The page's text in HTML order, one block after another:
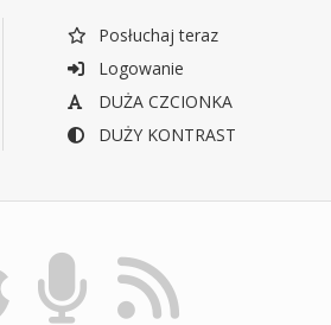
Posłuchaj teraz
Logowanie
DUŻA CZCIONKA
DUŻY KONTRAST